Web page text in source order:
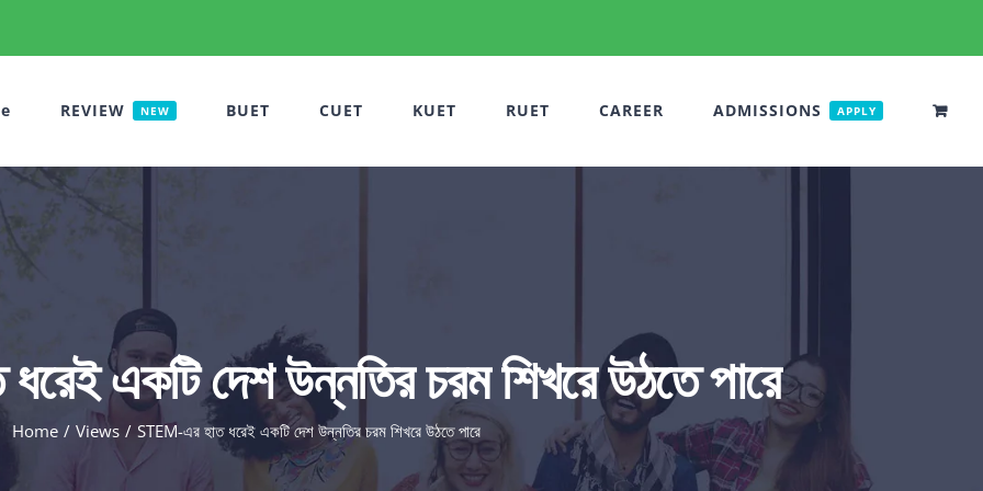
REVIEW NEW BUET CUET KUET RUET CAREER ADMISSIONS APPLY
একটি দেশ উন্নতির চরম শিখরে উঠতে পারে
Home Views STEM-এর হাত ধরেই একটি দেশ উন্নতির চরম শিখরে উঠতে পারে